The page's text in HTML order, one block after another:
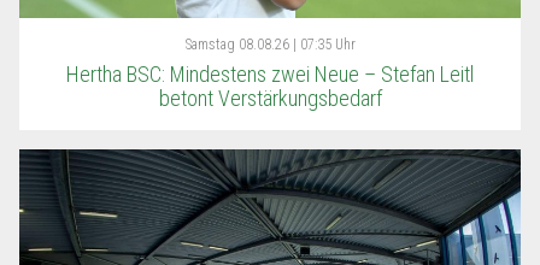
Samstag 08.08.26 | 07:35 Uhr
Hertha BSC: Mindestens zwei Neue – Stefan Leitl
betont Verstärkungsbedarf